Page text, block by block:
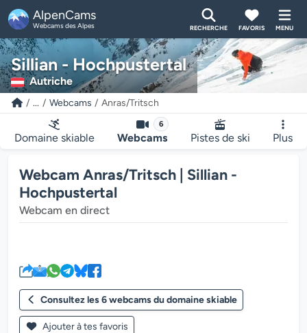
AlpenCams
Webcams des Alpes RECHERCHE FAVORIS MENU
Sillian - Hochpustertal
Autriche
... Webcams Anras/Tritsch
Domaine skiable
6
Webcams Pistes de ski Plus
Webcam Anras/Tritsch | Sillian -
Hochpustertal
Webcam en direct
Consultez les 6 webcams du domaine skiable
Ajouter à tes favoris